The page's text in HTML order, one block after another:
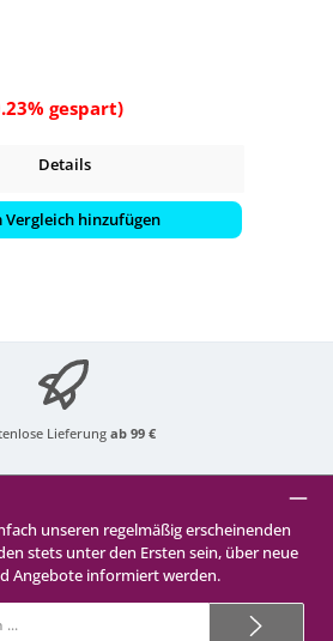
gespart)
Details
Vergleich hinzufügen
Lieferung ab 99 €
unseren regelmäßig erscheinenden
stets unter den Ersten sein, über neue
Angebote informiert werden.
Mail-